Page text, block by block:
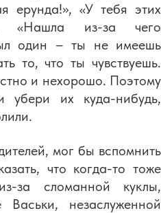
ерунда!», «У тебя этих
«Нашла из-за чего
один – ты не имеешь
то, что ты чувствуешь.
и нехорошо. Поэтому
убери их куда-нибудь,
мог бы вспомнить
что когда-то тоже
за сломанной куклы,
незаслуженной